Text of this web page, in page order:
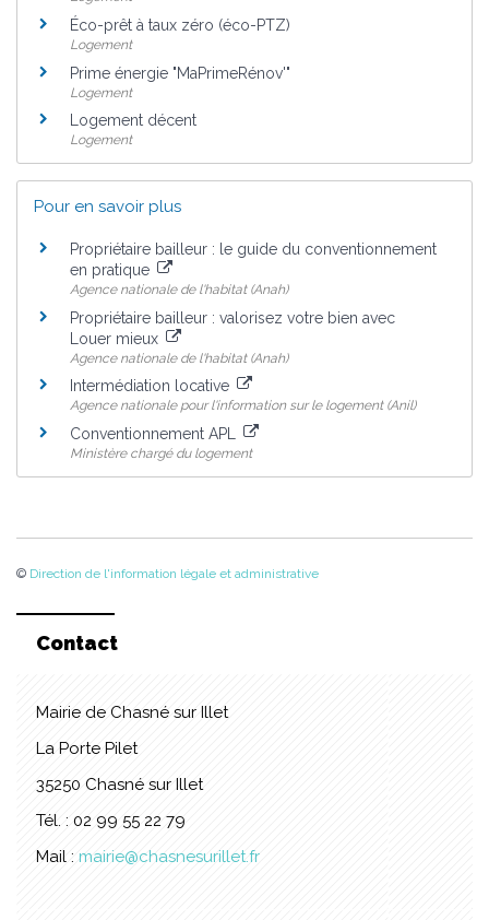
Éco-prêt à taux zéro (éco-PTZ)
Logement
Prime énergie "MaPrimeRénov'"
Logement
Logement décent
Logement
Pour en savoir plus
Propriétaire bailleur : le guide du conventionnement
en pratique
Agence nationale de l'habitat (Anah)
Propriétaire bailleur : valorisez votre bien avec
Louer mieux
Agence nationale de l'habitat (Anah)
Intermédiation locative
Agence nationale pour l'information sur le logement (Anil)
Conventionnement APL
Ministère chargé du logement
© Direction de l'information légale et administrative
Contact
Mairie de Chasné sur Illet
La Porte Pilet
35250 Chasné sur Illet
Tél. : 02 99 55 22 79
Mail : mairie@chasnesurillet.fr